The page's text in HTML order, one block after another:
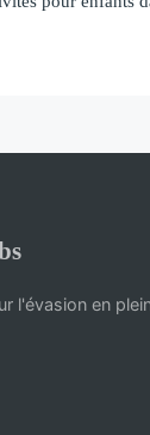
l'évasion en